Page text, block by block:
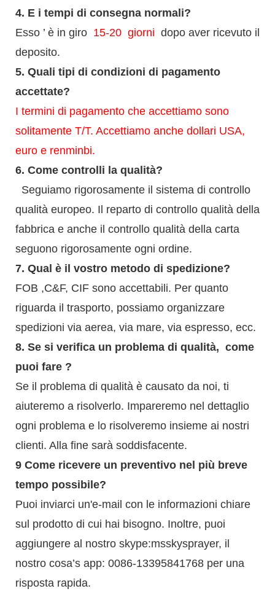
4. E i tempi di consegna normali?
Esso ’ è in giro 15-20 giorni dopo aver ricevuto il
deposito.
5. Quali tipi di condizioni di pagamento
accettate?
I termini di pagamento che accettiamo sono
solitamente T/T. Accettiamo anche dollari USA,
euro e renminbi.
6. Come controlli la qualità?
Seguiamo rigorosamente il sistema di controllo
qualità europeo. Il reparto di controllo qualità della
fabbrica e anche il controllo qualità della carta
seguono rigorosamente ogni ordine.
7. Qual è il vostro metodo di spedizione?
FOB ,C&F, CIF sono accettabili. Per quanto
riguarda il trasporto, possiamo organizzare
spedizioni via aerea, via mare, via espresso, ecc.
8. Se si verifica un problema di qualità, come
puoi fare ?
Se il problema di qualità è causato da noi, ti
aiuteremo a risolverlo. Impareremo nel dettaglio
ogni problema e lo risolveremo insieme ai nostri
clienti. Alla fine sarà soddisfacente.
9 Come ricevere un preventivo nel più breve
tempo possibile?
Puoi inviarci un'e-mail con le informazioni chiare
sul prodotto di cui hai bisogno. Inoltre, puoi
aggiungere al nostro skype:msskysprayer, il
nostro cosa’s app: 0086-13395841768 per una
risposta rapida.